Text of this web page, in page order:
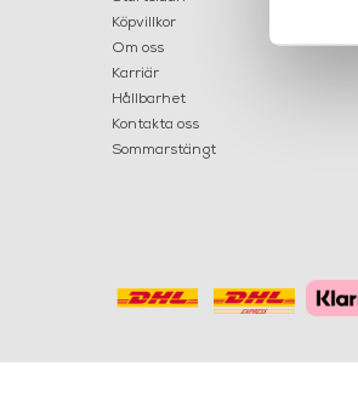
Köpvillkor
Om oss
Karriär
Hållbarhet
Kontakta oss
Sommarstängt